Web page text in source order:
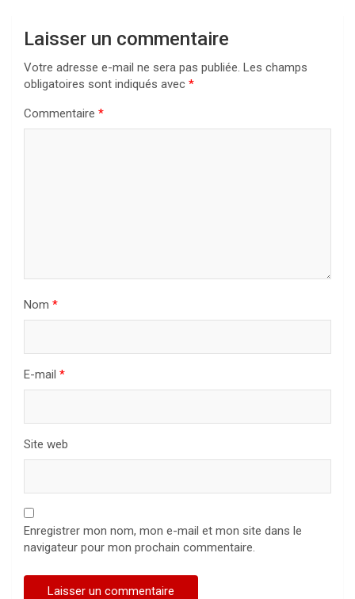
Laisser un commentaire
Votre adresse e-mail ne sera pas publiée. Les champs
obligatoires sont indiqués avec *
Commentaire *
Nom *
E-mail *
Site web
Enregistrer mon nom, mon e-mail et mon site dans le
navigateur pour mon prochain commentaire.